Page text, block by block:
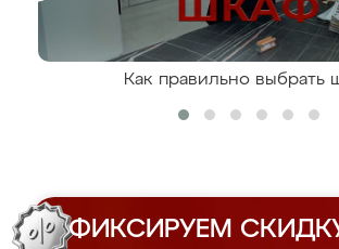
Как правильно выбрать
ФИКСИРУЕМ